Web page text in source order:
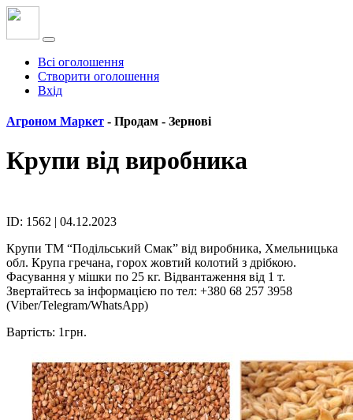
Всі оголошення
Створити оголошення
Вхід
Агроном Маркет - Продам - Зернові
Крупи від виробника
ID: 1562 | 04.12.2023
Крупи ТМ “Подільський Смак” від виробника, Хмельницька
обл. Крупа гречана, горох жовтий колотий з дрібкою.
Фасування у мішки по 25 кг. Відвантаження від 1 т.
Звертайтесь за інформацією по тел: +380 68 257 3958
(Viber/Telegram/WhatsApp)
Вартість: 1грн.